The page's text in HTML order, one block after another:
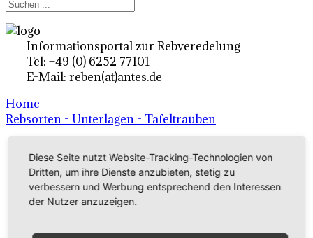
Informationsportal zur Rebveredelung
Tel: +49 (0) 6252 77101
E-Mail: reben(at)antes.de
Home
Rebsorten - Unterlagen - Tafeltrauben
Ertragsrebsorten A-Z
in Deutschland
Rebsorten international
Diese Seite nutzt Website-Tracking-Technologien von
Dritten, um ihre Dienste anzubieten, stetig zu
verbessern und Werbung entsprechend den Interessen
der Nutzer anzuzeigen.